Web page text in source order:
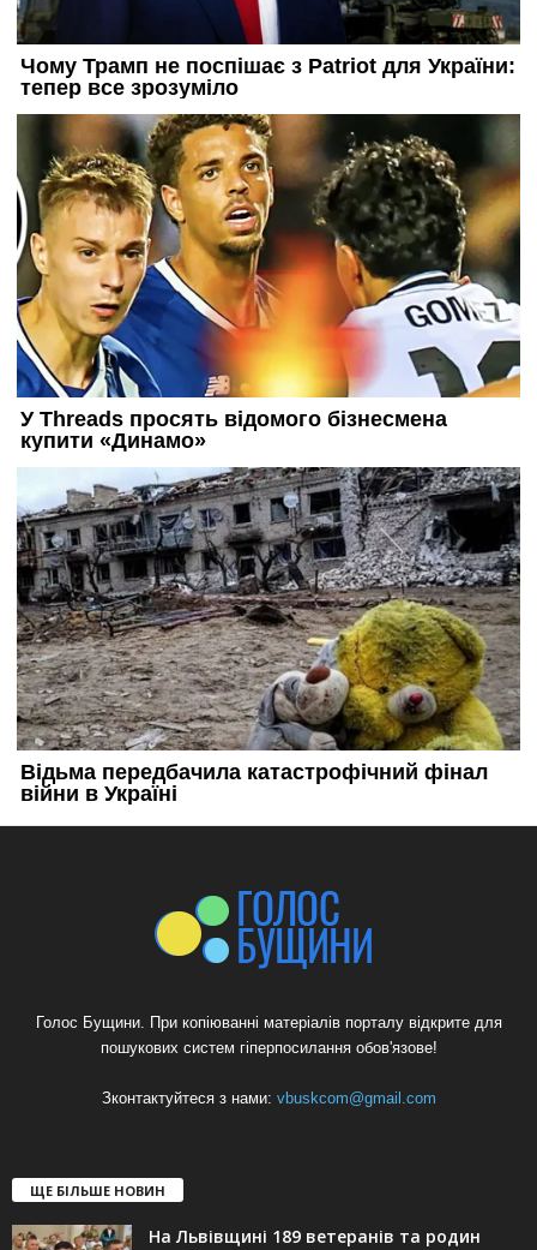
Голос Бущини. При копіюванні матеріалів порталу відкрите для
пошукових систем гіперпосилання обов'язове!
Зконтактуйтеся з нами: vbuskcom@gmail.com
ЩЕ БІЛЬШЕ НОВИН
На Львівщині 189 ветеранів та родин